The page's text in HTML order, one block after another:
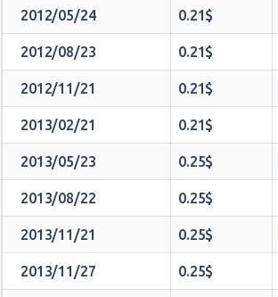
2012/05/24 0.21$
2012/08/23 0.21$
2012/11/21 0.21$
2013/02/21 0.21$
2013/05/23 0.25$
2013/08/22 0.25$
2013/11/21 0.25$
2013/11/27 0.25$